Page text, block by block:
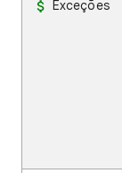
Exceções